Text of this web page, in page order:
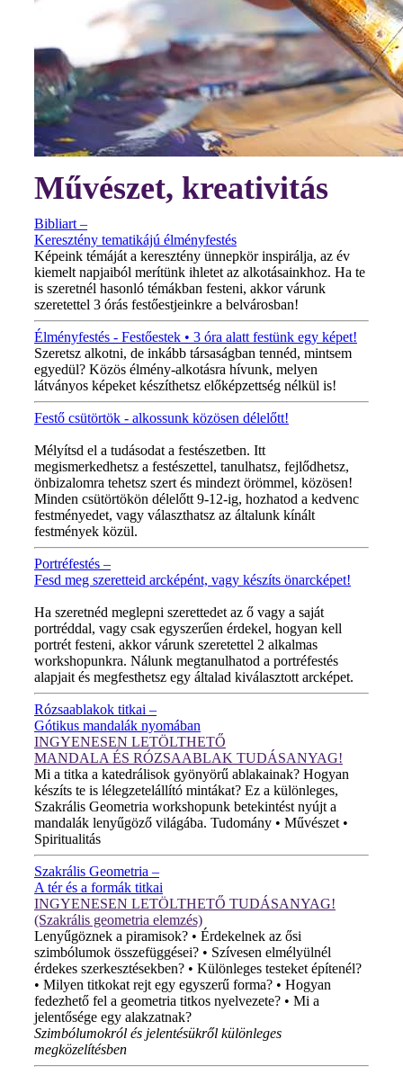
Művészet, kreativitás
Bibliart –
Keresztény tematikájú élményfestés
Képeink témáját a keresztény ünnepkör inspirálja, az év
kiemelt napjaiból merítünk ihletet az alkotásainkhoz. Ha te
is szeretnél hasonló témákban festeni, akkor várunk
szeretettel 3 órás festőestjeinkre a belvárosban!
Élményfestés - Festőestek • 3 óra alatt festünk egy képet!
Szeretsz alkotni, de inkább társaságban tennéd, mintsem
egyedül? Közös élmény-alkotásra hívunk, melyen
látványos képeket készíthetsz előképzettség nélkül is!
Festő csütörtök - alkossunk közösen délelőtt!
Mélyítsd el a tudásodat a festészetben. Itt
megismerkedhetsz a festészettel, tanulhatsz, fejlődhetsz,
önbizalomra tehetsz szert és mindezt örömmel, közösen!
Minden csütörtökön délelőtt 9-12-ig, hozhatod a kedvenc
festményedet, vagy választhatsz az általunk kínált
festmények közül.
Portréfestés –
Fesd meg szeretteid arcképént, vagy készíts önarcképet!
Ha szeretnéd meglepni szerettedet az ő vagy a saját
portréddal, vagy csak egyszerűen érdekel, hogyan kell
portrét festeni, akkor várunk szeretettel 2 alkalmas
workshopunkra. Nálunk megtanulhatod a portréfestés
alapjait és megfesthetsz egy általad kiválasztott arcképet.
Rózsaablakok titkai –
Gótikus mandalák nyomában
INGYENESEN LETÖLTHETŐ
MANDALA ÉS RÓZSAABLAK TUDÁSANYAG!
Mi a titka a katedrálisok gyönyörű ablakainak? Hogyan
készíts te is lélegzetelállító mintákat? Ez a különleges,
Szakrális Geometria workshopunk betekintést nyújt a
mandalák lenyűgöző világába. Tudomány • Művészet •
Spiritualitás
Szakrális Geometria –
A tér és a formák titkai
INGYENESEN LETÖLTHETŐ TUDÁSANYAG!
(Szakrális geometria elemzés)
Lenyűgöznek a piramisok? • Érdekelnek az ősi
szimbólumok összefüggései? • Szívesen elmélyülnél
érdekes szerkesztésekben? • Különleges testeket építenél?
• Milyen titkokat rejt egy egyszerű forma? • Hogyan
fedezhető fel a geometria titkos nyelvezete? • Mi a
jelentősége egy alakzatnak?
Szimbólumokról és jelentésükről különleges
megközelítésben